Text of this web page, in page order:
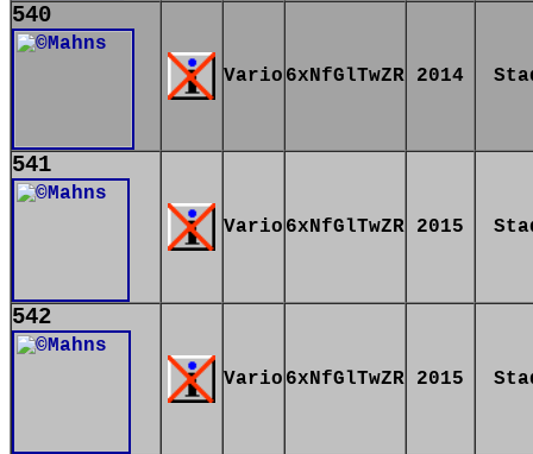
540
Vario 6xNfGlTwZR 2014
541
Vario 6xNfGlTwZR 2015
542
Vario 6xNfGlTwZR 2015